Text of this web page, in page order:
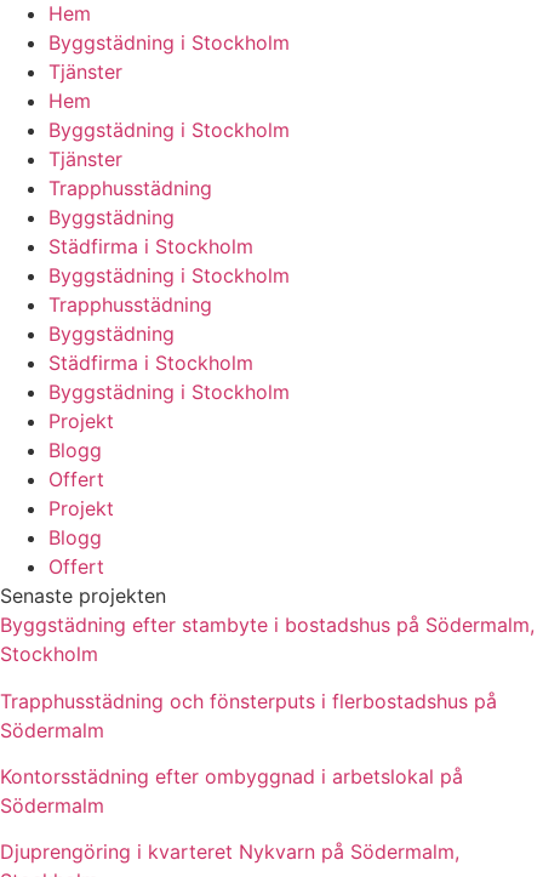
Hem
Byggstädning i Stockholm
Tjänster
Hem
Byggstädning i Stockholm
Tjänster
Trapphusstädning
Byggstädning
Städfirma i Stockholm
Byggstädning i Stockholm
Trapphusstädning
Byggstädning
Städfirma i Stockholm
Byggstädning i Stockholm
Projekt
Blogg
Offert
Projekt
Blogg
Offert
Senaste projekten
Byggstädning efter stambyte i bostadshus på Södermalm,
Stockholm
Trapphusstädning och fönsterputs i flerbostadshus på
Södermalm
Kontorsstädning efter ombyggnad i arbetslokal på
Södermalm
Djuprengöring i kvarteret Nykvarn på Södermalm,